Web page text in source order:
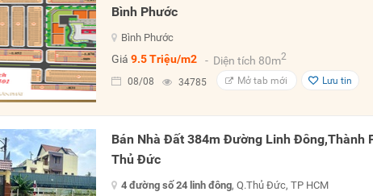
Bình Phước
Bình Phước
Giá 9.5 Triệu/m2 - Diện tích 80m2
08/08 34785 Mở tab mới Lưu tin
Bán Nhà Đất 384m Đường Linh Đông,Thành
Thủ Đức
4 đường số 24 linh đông, Q.Thủ Đức, TP HCM